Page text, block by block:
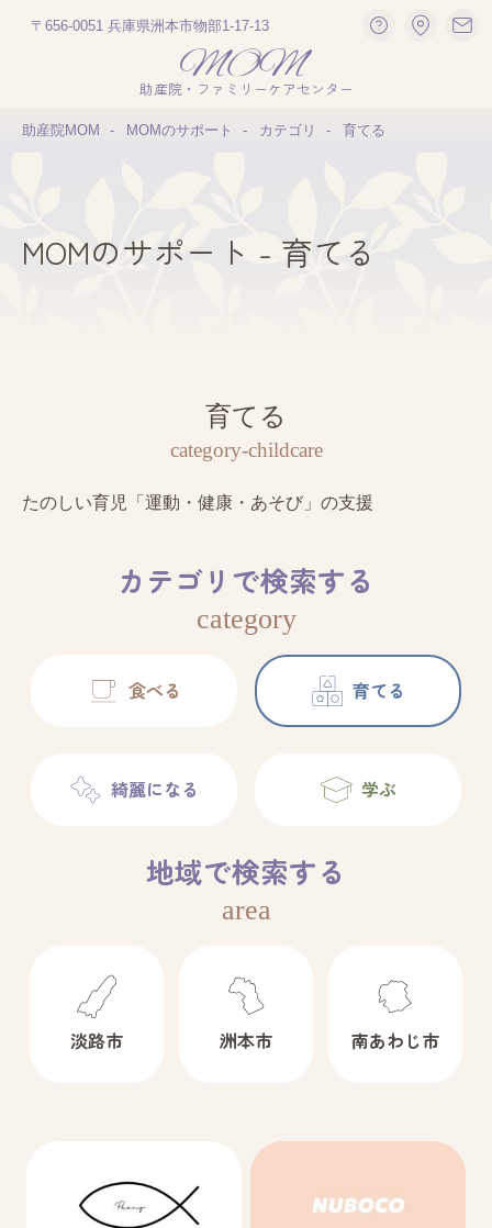
〒656-0051 兵庫県洲本市物部1-17-13
助産院・ファミリーケアセンター
助産院MOM MOMのサポート カテゴリ 育てる
MOMのサポート - 育てる
育てる
category-childcare
たのしい育児「運動・健康・あそび」の支援
カテゴリで検索する
category
食べる 育てる
綺麗になる 学ぶ
地域で検索する
area
淡路市 洲本市 南あわじ市